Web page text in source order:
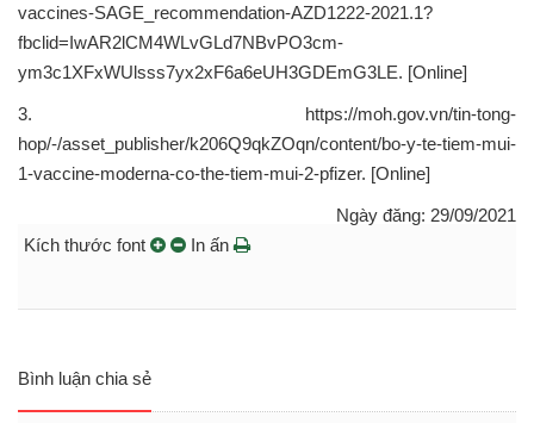
vaccines-SAGE_recommendation-AZD1222-2021.1?
fbclid=IwAR2lCM4WLvGLd7NBvPO3cm-
ym3c1XFxWUlsss7yx2xF6a6eUH3GDEmG3LE. [Online]
3. https://moh.gov.vn/tin-tong-
hop/-/asset_publisher/k206Q9qkZOqn/content/bo-y-te-tiem-mui-
1-vaccine-moderna-co-the-tiem-mui-2-pfizer. [Online]
Ngày đăng: 29/09/2021
Kích thước font
In ấn
Bình luận chia sẻ